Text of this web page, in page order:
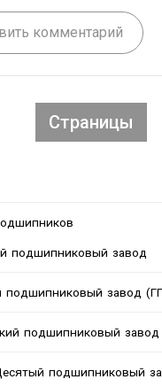
комментарий
Страницы
подшипниковый завод
подшипниковый завод
подшипниковый
подшипниковый